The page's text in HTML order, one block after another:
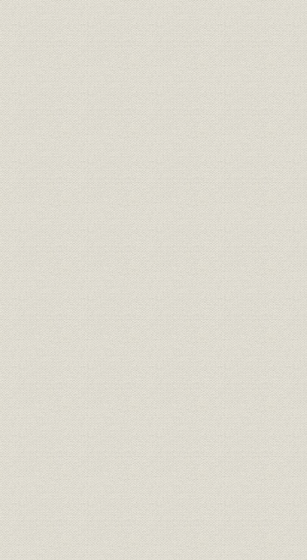
役員;従業員 役職員数の推移
昭和12年
度(1991年
財務・業績 資本金の推移
昭和12年
(1992年)3
販売 受注高の推移
昭和12・
3・4~平成
生産 完工高の推移
昭和12・
3・4~平成
財務・業績 第57期決算//貸借対照表 平成4年
財務・業績 第57期決算//損益計算書
平成3年
成4年
製品 主要工事
明治25年
(1992年)
沿革 年表
享保9年
(1992年)1
参考文献 主な参考文献